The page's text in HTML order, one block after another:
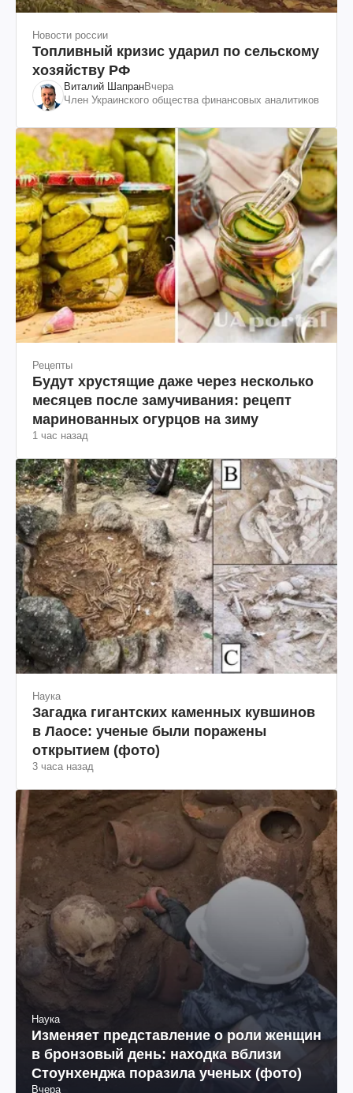
Новости россии
Топливный кризис ударил по сельскому
хозяйству РФ
Виталий ШапранВчера
Член Украинского общества финансовых аналитиков
Рецепты
Будут хрустящие даже через несколько
месяцев после замучивания: рецепт
маринованных огурцов на зиму
1 час назад
Наука
Загадка гигантских каменных кувшинов
в Лаосе: ученые были поражены
открытием (фото)
3 часа назад
Наука
Изменяет представление о роли женщин
в бронзовый день: находка вблизи
Стоунхенджа поразила ученых (фото)
Вчера